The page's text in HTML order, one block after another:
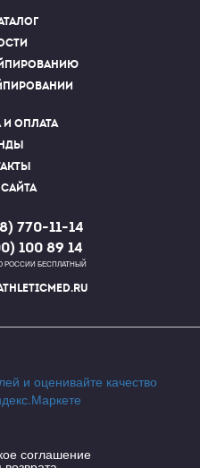
и оплата
770-11-14
100 89 14
РОССИИ БЕСПЛАТНЫЙ
соглашение